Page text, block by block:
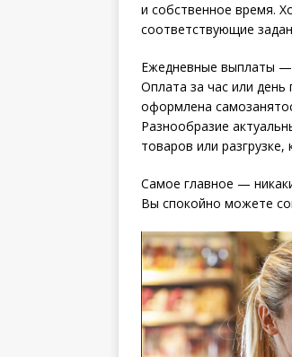
и собственное время.
соответствующие
Ежедневные выплаты —
Оплата за час или день
оформлена
Разнообразие
товаров или
Самое главное —
Вы спокойно можете